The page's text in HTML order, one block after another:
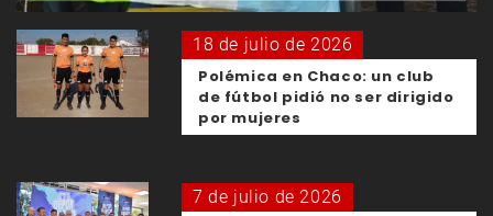
18 de julio de 2026
Polémica en Chaco: un club
de fútbol pidió no ser dirigido
por mujeres
7 de julio de 2026